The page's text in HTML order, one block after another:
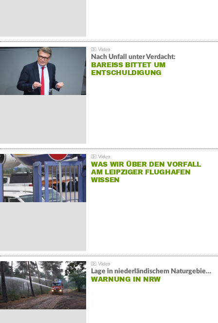
Nach Unfall unter Verdacht:
BAREISS BITTET UM E
NTSCHULDIGUNG
WAS WIR ÜBER DEN VORFALL
AM LEIPZIGER FLUGHAFEN
WISSEN
Lage in niederländischem Naturgebiet stabil
WARNUNG IN NRW